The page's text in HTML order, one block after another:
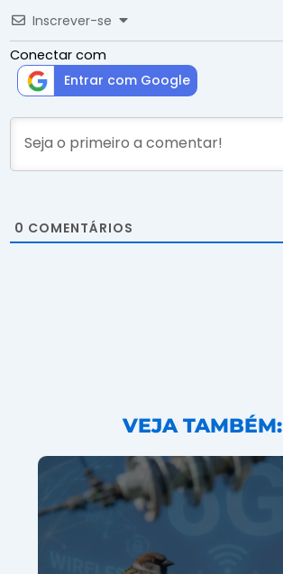
Inscrever-se
Conectar com
Entrar com Google
0 COMENTÁRIOS
VEJA TAMBÉM: